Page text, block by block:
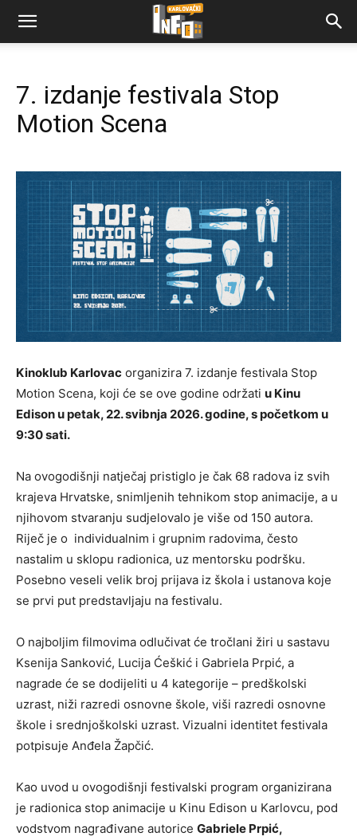
7. izdanje festivala Stop
Motion Scena
Kinoklub Karlovac organizira 7. izdanje festivala Stop
Motion Scena, koji će se ove godine održati u Kinu
Edison u petak, 22. svibnja 2026. godine, s početkom u
9:30 sati.
Na ovogodišnji natječaj pristiglo je čak 68 radova iz svih
krajeva Hrvatske, snimljenih tehnikom stop animacije, a u
njihovom stvaranju sudjelovalo je više od 150 autora.
Riječ je o individualnim i grupnim radovima, često
nastalim u sklopu radionica, uz mentorsku podršku.
Posebno veseli velik broj prijava iz škola i ustanova koje
se prvi put predstavljaju na festivalu.
O najboljim filmovima odlučivat će tročlani žiri u sastavu
Ksenija Sanković, Lucija Ćeškić i Gabriela Prpić, a
nagrade će se dodijeliti u 4 kategorije – predškolski
uzrast, niži razredi osnovne škole, viši razredi osnovne
škole i srednjoškolski uzrast. Vizualni identitet festivala
potpisuje Anđela Žapčić.
Kao uvod u ovogodišnji festivalski program organizirana
je radionica stop animacije u Kinu Edison u Karlovcu, pod
vodstvom nagrađivane autorice Gabriele Prpić,